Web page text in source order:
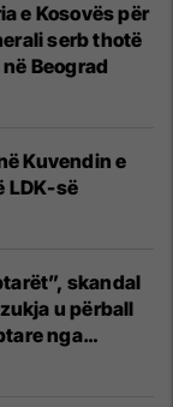
e Kosovës për
serb thotë
Beograd
Kuvendin e
LDK-së
skandal
u përball
nga